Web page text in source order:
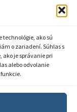
technológie, ako sú
o zariadení. Súhlas s
je správanie pri
alebo odvolanie